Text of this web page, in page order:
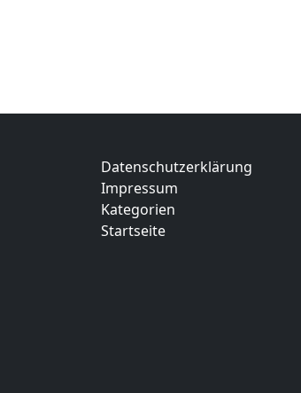
Datenschutzerklärung
Impressum
Kategorien
Startseite